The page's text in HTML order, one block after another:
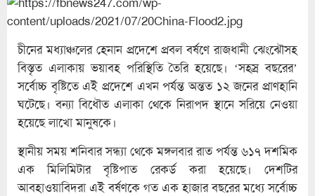
চীনের মধ্যাঞ্চলের হেনান প্রদেশে প্রবল বর্ষণে রাজধানী ঝেংঝৌসহ
বিস্তৃত এলাকায় ভয়াবহ পরিস্থিতি তৈরি হয়েছে। ‘সহস্র বছরের’
সর্বোচ্চ বৃষ্টিতে এই প্রদেশে এখন পর্যন্ত অন্তত ১২ জনের প্রাণহানি
ঘটেছে। বন্যা বিধৌত এলাকা থেকে নিরাপদ স্থানে সরিয়ে নেওয়া
হয়েছে লাখো মানুষকে।
স্থানীয় সময় শনিবার সন্ধ্যা থেকে মঙ্গলবার রাত পর্যন্ত ৬১৭ দশমিক
এক মিলিমিটার বৃষ্টিপাত রেকর্ড করা হয়েছে। দেশটির
আবহাওয়াবিদরা এই বর্ষণকে গত এক হাজার বছরের মধ্যে সর্বোচ্চ